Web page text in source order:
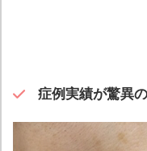
症例実績が驚異